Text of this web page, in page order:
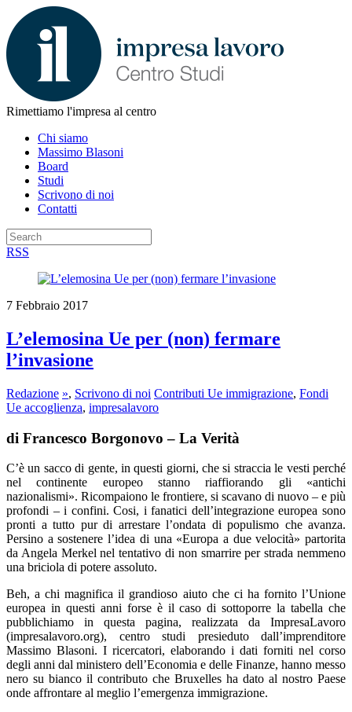
Rimettiamo l'impresa al centro
Chi siamo
Massimo Blasoni
Board
Studi
Scrivono di noi
Contatti
RSS
7 Febbraio 2017
L’elemosina Ue per (non) fermare
l’invasione
Redazione », Scrivono di noi Contributi Ue immigrazione, Fondi
Ue accoglienza, impresalavoro
di Francesco Borgonovo – La Verità
C’è un sacco di gente, in questi giorni, che si straccia le vesti perché
nel continente europeo stanno riaffiorando gli «antichi
nazionalismi». Ricompaiono le frontiere, si scavano di nuovo – e più
profondi – i confini. Cosi, i fanatici dell’integrazione europea sono
pronti a tutto pur di arrestare l’ondata di populismo che avanza.
Persino a sostenere l’idea di una «Europa a due velocità» partorita
da Angela Merkel nel tentativo di non smarrire per strada nemmeno
una briciola di potere assoluto.
Beh, a chi magnifica il grandioso aiuto che ci ha fornito l’Unione
europea in questi anni forse è il caso di sottoporre la tabella che
pubblichiamo in questa pagina, realizzata da ImpresaLavoro
(impresalavoro.org), centro studi presieduto dall’imprenditore
Massimo Blasoni. I ricercatori, elaborando i dati forniti nel corso
degli anni dal ministero dell’Economia e delle Finanze, hanno messo
nero su bianco il contributo che Bruxelles ha dato al nostro Paese
onde affrontare al meglio l’emergenza immigrazione.